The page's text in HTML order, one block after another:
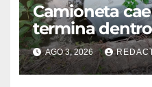
Camioneta
termina
en Coatzintla;
con golpes
AGO 3, 2026